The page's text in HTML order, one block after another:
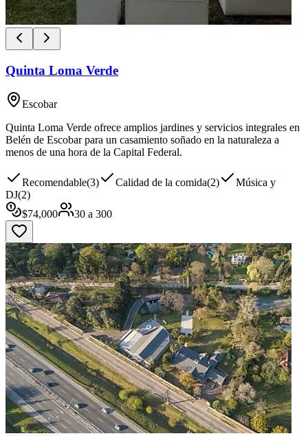
Quinta Loma Verde
Escobar
Quinta Loma Verde ofrece amplios jardines y servicios integrales en
Belén de Escobar para un casamiento soñado en la naturaleza a
menos de una hora de la Capital Federal.
Recomendable(3) Calidad de la comida(2)
Música y
DJ(2)
$74,000 30 a 300